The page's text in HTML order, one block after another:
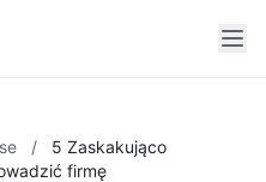
/
5 Zaskakująco
firmę